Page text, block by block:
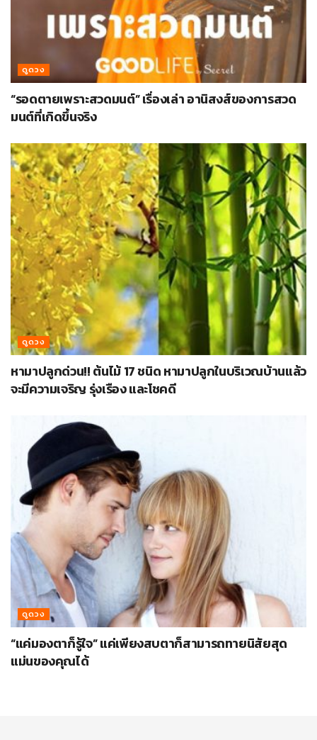
ดูดวง
“รอดตายเพราะสวดมนต์” เรื่องเล่า อานิสงส์ของการสวด
มนต์ที่เกิดขึ้นจริง
ดูดวง
หามาปลูกด่วน!! ต้นไม้ 17 ชนิด หามาปลูกในบริเวณบ้านแล้ว
จะมีความเจริญ รุ่งเรือง และโชคดี
ดูดวง
“แค่มองตาก็รู้ใจ” แค่เพียงสบตาก็สามารถทายนิสัยสุด
แม่นของคุณได้